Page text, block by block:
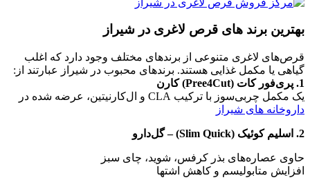
بهترین برند های قرص لاغری در شیراز
قرص‌های لاغری متنوعی از برندهای مختلف وجود دارد که اغلب
گیاهی یا مکمل غذایی هستند. برندهای محبوب در شیراز عبارتند از:
1. پری‌فور کات (Pree4Cut) کارن
یک مکمل چربی‌سوز با ترکیب CLA و ال‌کارنیتین، عرضه شده در
داروخانه‌ های شیراز
2. اسلیم کوئیک (Slim Quick) – گل‌دارو
حاوی عصاره‌های بذر کرفس، شوید، چای سبز
افزایش متابولیسم و کاهش اشتها